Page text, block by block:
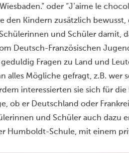
Wiesbaden.” oder “J’aime le
den Kindern zusätzlich
und Schüler damit,
Deutsch-Französischen
Fragen zu Land und
alles Mögliche gefragt, z.B.
interessierten sie sich für
ob er Deutschland oder
und Schüler auch dazu
Humboldt-Schule, mit einem